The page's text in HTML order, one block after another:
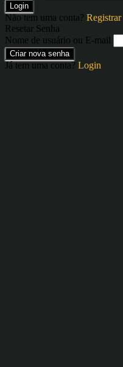
Login
Não tem uma conta? Registrar
Resetar Senha
Nome de usuário ou E-mail
Criar nova senha
Já tem uma conta? Login